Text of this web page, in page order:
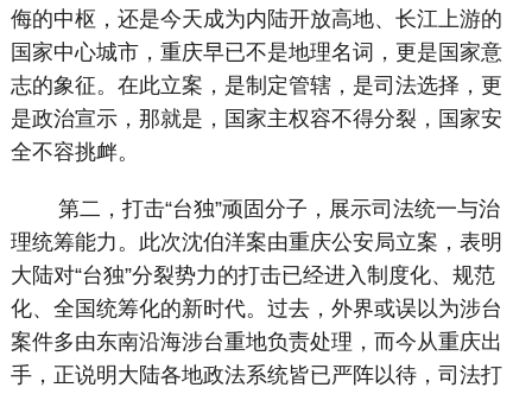
侮的中枢，还是今天成为内陆开放高地、长江上游的
国家中心城市，重庆早已不是地理名词，更是国家意
志的象征。在此立案，是制定管辖，是司法选择，更
是政治宣示，那就是，国家主权容不得分裂，国家安
全不容挑衅。
第二，打击“台独”顽固分子，展示司法统一与治
理统筹能力。此次沈伯洋案由重庆公安局立案，表明
大陆对“台独”分裂势力的打击已经进入制度化、规范
化、全国统筹化的新时代。过去，外界或误以为涉台
案件多由东南沿海涉台重地负责处理，而今从重庆出
手，正说明大陆各地政法系统皆已严阵以待，司法打